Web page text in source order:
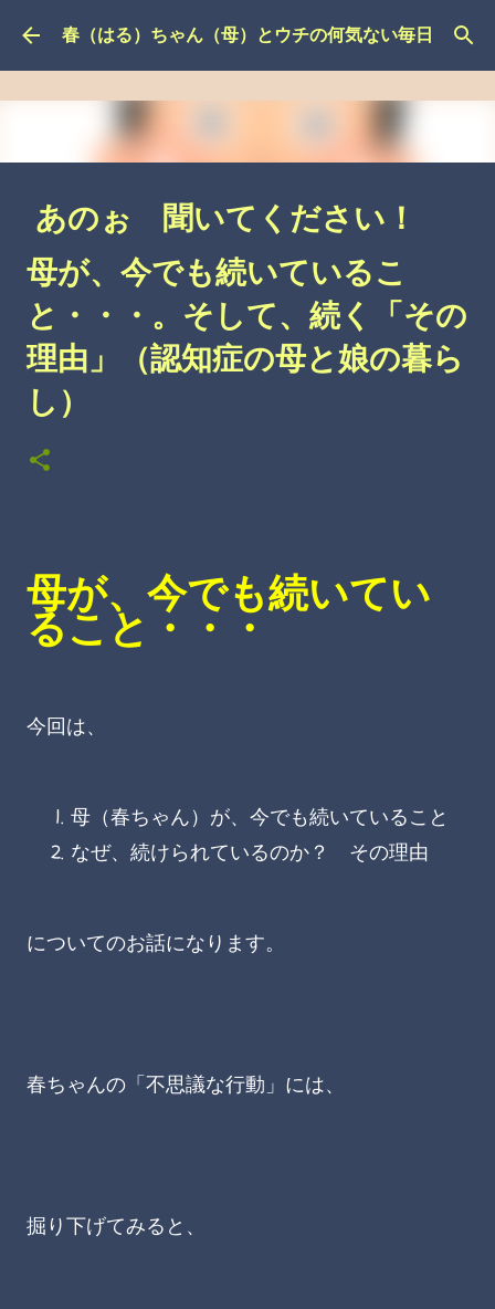
スキップしてメイン コンテンツに移動
春（はる）ちゃん（母）とウチの何気ない毎日
あのぉ 聞いてください！
その３（認知症の母と娘の暮
らし）
こんなこと、あったんやで 介護の悩み 自分の悩み
母が、今でも続いているこ
と・・・。そして、続く「その
理由」（認知症の母と娘の暮ら
し）
母が、今でも続いてい
ること・・・
今回は、
母（春ちゃん）が、今でも続いていること
なぜ、続けられているのか？ その理由
についてのお話になります。
春ちゃんの「不思議な行動」には、
掘り下げてみると、